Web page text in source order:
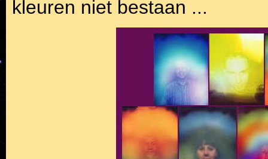
kleuren niet bestaan ...